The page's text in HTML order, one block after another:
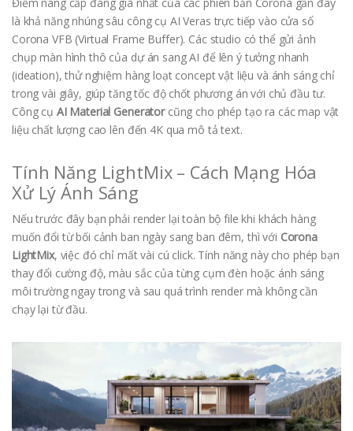
là khả năng nhúng sâu công cụ AI Veras trực tiếp vào cửa sổ
Corona VFB (Virtual Frame Buffer). Các studio có thể gửi ảnh
chụp màn hình thô của dự án sang AI để lên ý tưởng nhanh
(ideation), thử nghiệm hàng loạt concept vật liệu và ánh sáng chỉ
trong vài giây, giúp tăng tốc độ chốt phương án với chủ đầu tư.
Công cụ AI Material Generatorcũng cho phép tạo ra các map vật
liệu chất lượng cao lên đến 4K qua mô tả text.
Tính Năng LightMix – Cách Mạng Hóa
Xử Lý Ánh Sáng
Nếu trước đây bạn phải render lại toàn bộ file khi khách hàng
muốn đổi từ bối cảnh ban ngày sang ban đêm, thì với Corona
LightMix, việc đó chỉ mất vài cú click. Tính năng này cho phép bạn
thay đổi cường độ, màu sắc của từng cụm đèn hoặc ánh sáng
môi trường ngay trong và sau quá trình render mà không cần
chạy lại từ đầu.